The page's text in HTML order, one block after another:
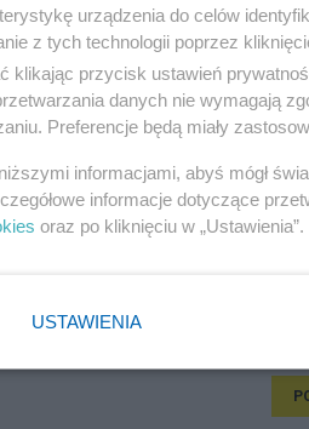
urządzenia do celów
z tych technologii poprzez
klikając przycisk ustawień
danych nie wymagają
Preferencje będą miały
informacjami, abyś mógł
informacje dotyczące
oraz po kliknięciu w „Ustawienia”.
USTAWIENIA